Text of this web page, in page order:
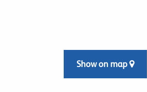
Show on map